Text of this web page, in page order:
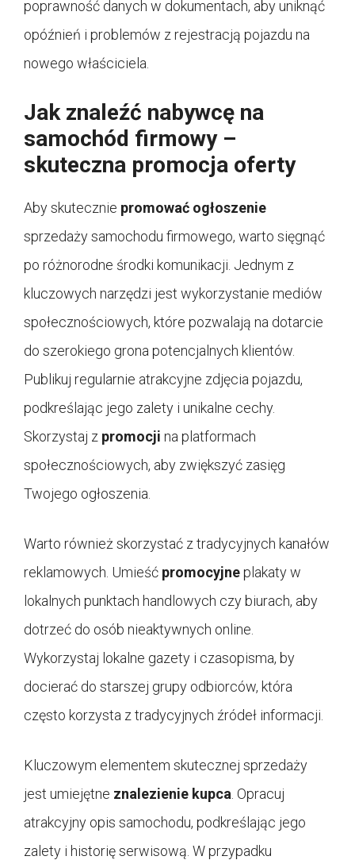
poprawność danych w dokumentach, aby uniknąć
opóźnień i problemów z rejestracją pojazdu na
nowego właściciela.
Jak znaleźć nabywcę na
samochód firmowy –
skuteczna promocja oferty
Aby skutecznie promować ogłoszenie
sprzedaży samochodu firmowego, warto sięgnąć
po różnorodne środki komunikacji. Jednym z
kluczowych narzędzi jest wykorzystanie mediów
społecznościowych, które pozwalają na dotarcie
do szerokiego grona potencjalnych klientów.
Publikuj regularnie atrakcyjne zdjęcia pojazdu,
podkreślając jego zalety i unikalne cechy.
Skorzystaj z promocji na platformach
społecznościowych, aby zwiększyć zasięg
Twojego ogłoszenia.
Warto również skorzystać z tradycyjnych kanałów
reklamowych. Umieść promocyjneplakaty w
lokalnych punktach handlowych czy biurach, aby
dotrzeć do osób nieaktywnych online.
Wykorzystaj lokalne gazety i czasopisma, by
docierać do starszej grupy odbiorców, która
często korzysta z tradycyjnych źródeł informacji.
Kluczowym elementem skutecznej sprzedaży
jest umiejętne znalezienie kupca . Opracuj
atrakcyjny opis samochodu, podkreślając jego
zalety i historię serwisową. W przypadku